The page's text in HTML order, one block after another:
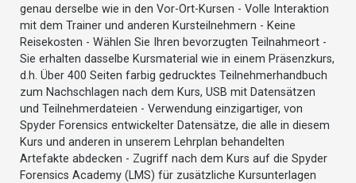
genau derselbe wie in den Vor-Ort-Kursen - Volle Interaktion
mit dem Trainer und anderen Kursteilnehmern - Keine
Reisekosten - Wählen Sie Ihren bevorzugten Teilnahmeort -
Sie erhalten dasselbe Kursmaterial wie in einem Präsenzkurs,
d.h. Über 400 Seiten farbig gedrucktes Teilnehmerhandbuch
zum Nachschlagen nach dem Kurs, USB mit Datensätzen
und Teilnehmerdateien - Verwendung einzigartiger, von
Spyder Forensics entwickelter Datensätze, die alle in diesem
Kurs und anderen in unserem Lehrplan behandelten
Artefakte abdecken - Zugriff nach dem Kurs auf die Spyder
Forensics Academy (LMS) für zusätzliche Kursunterlagen